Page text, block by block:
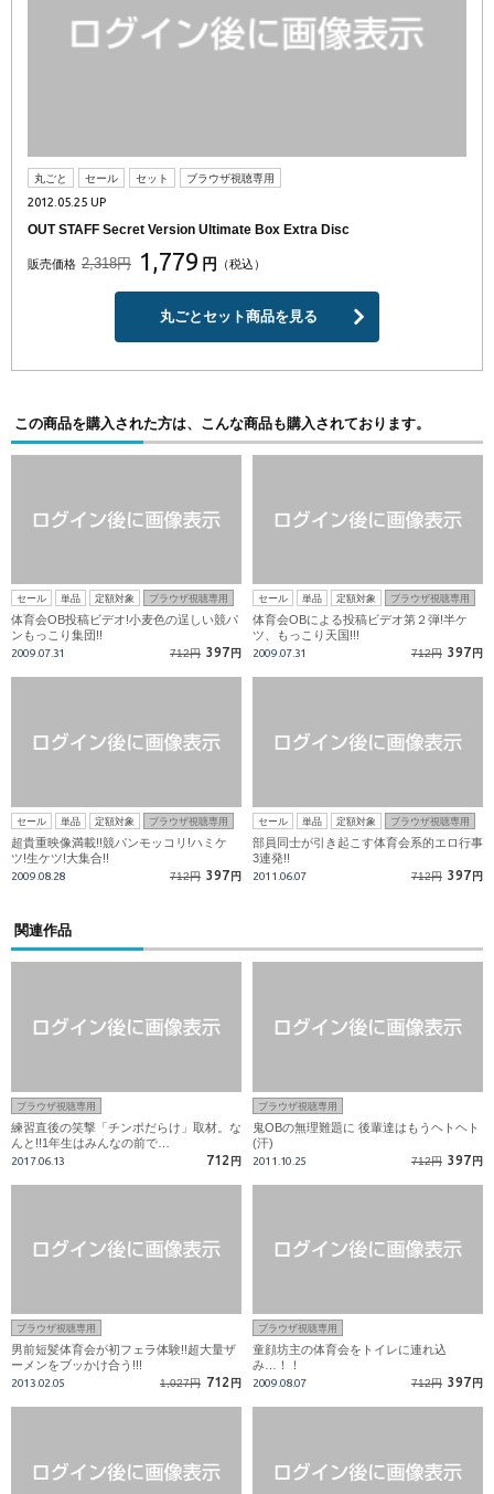
丸ごと セール セット ブラウザ視聴専用
2012.05.25 UP
OUT STAFF Secret Version Ultimate Box Extra Disc
販売価格 2,318円 1,779 円 （税込）
丸ごとセット商品を見る
この商品を購入された方は、こんな商品も購入されております。
セール 単品 定額対象 ブラウザ視聴専用
体育会OB投稿ビデオ!小麦色の逞しい競パ
ンもっこり集団!!
2009.07.31 712円 397 円
セール 単品 定額対象 ブラウザ視聴専用
体育会OBによる投稿ビデオ第２弾!半ケ
ツ、もっこり天国!!!
2009.07.31 712円 397 円
セール 単品 定額対象 ブラウザ視聴専用
超貴重映像満載!!競パンモッコリ!ハミケ
ツ!生ケツ!大集合!!
2009.08.28 712円 397 円
セール 単品 定額対象 ブラウザ視聴専用
部員同士が引き起こす体育会系的エロ行事
3連発!!
2011.06.07 712円 397 円
関連作品
ブラウザ視聴専用
練習直後の笑撃「チンポだらけ」取材。な
んと!!1年生はみんなの前で…
2017.06.13 712 円
ブラウザ視聴専用
鬼OBの無理難題に 後輩達はもうヘトヘト
(汗)
2011.10.25 712円 397 円
ブラウザ視聴専用
男前短髪体育会が初フェラ体験!!超大量ザ
ーメンをブッかけ合う!!!
2013.02.05 1,027円 712 円
ブラウザ視聴専用
童顔坊主の体育会をトイレに連れ込
み…！！
2009.08.07 712円 397 円